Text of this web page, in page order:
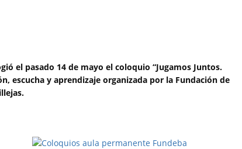
el pasado 14 de mayo el coloquio “Jugamos Juntos.
escucha y aprendizaje organizada por la Fundación de